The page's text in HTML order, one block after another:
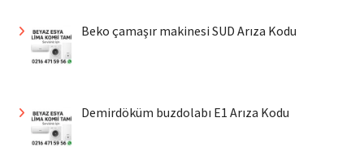
Beko çamaşır makinesi SUD Arıza Kodu
Demirdöküm buzdolabı E1 Arıza Kodu